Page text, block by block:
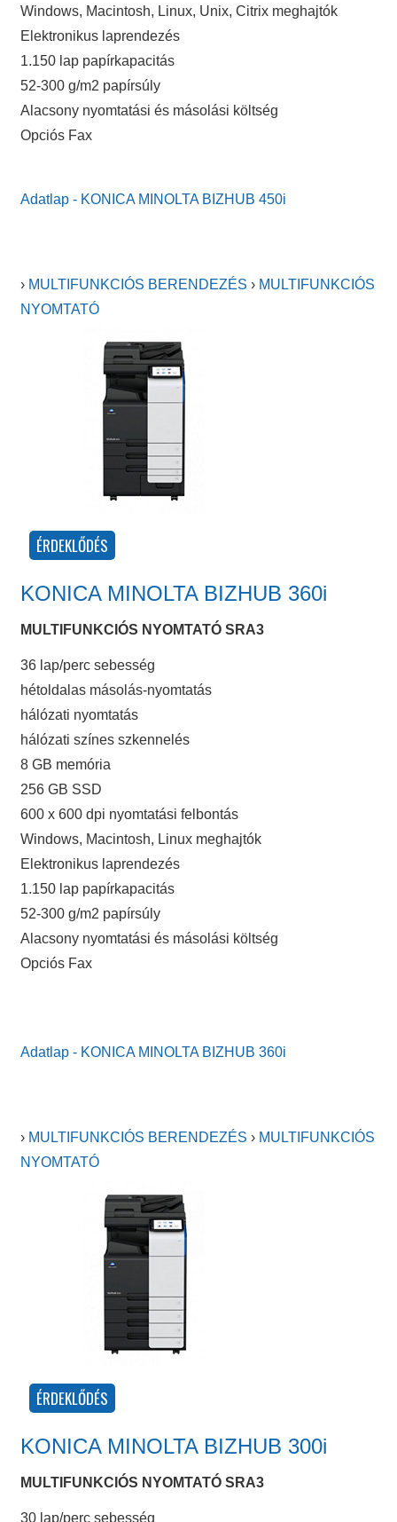
Windows, Macintosh, Linux, Unix, Citrix meghajtók
Elektronikus laprendezés
1.150 lap papírkapacitás
52-300 g/m2 papírsúly
Alacsony nyomtatási és másolási költség
Opciós Fax
Adatlap - KONICA MINOLTA BIZHUB 450i
› MULTIFUNKCIÓS BERENDEZÉS › MULTIFUNKCIÓS
NYOMTATÓ
KONICA MINOLTA BIZHUB 360i
MULTIFUNKCIÓS NYOMTATÓ SRA3
36 lap/perc sebesség
hétoldalas másolás-nyomtatás
hálózati nyomtatás
hálózati színes szkennelés
8 GB memória
256 GB SSD
600 x 600 dpi nyomtatási felbontás
Windows, Macintosh, Linux meghajtók
Elektronikus laprendezés
1.150 lap papírkapacitás
52-300 g/m2 papírsúly
Alacsony nyomtatási és másolási költség
Opciós Fax
Adatlap - KONICA MINOLTA BIZHUB 360i
› MULTIFUNKCIÓS BERENDEZÉS › MULTIFUNKCIÓS
NYOMTATÓ
KONICA MINOLTA BIZHUB 300i
MULTIFUNKCIÓS NYOMTATÓ SRA3
30 lap/perc sebesség